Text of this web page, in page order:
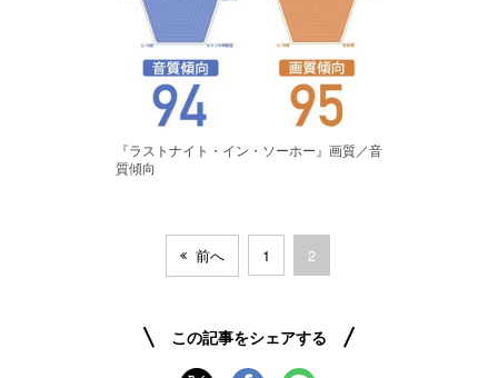
『ラストナイト・イン・ソーホー』画質／音
質傾向
前へ 1 2
この記事をシェアする